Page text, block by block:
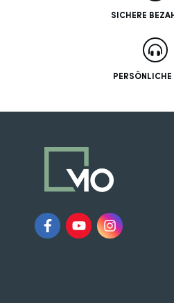
SICHERE
PERSÖNLICHE